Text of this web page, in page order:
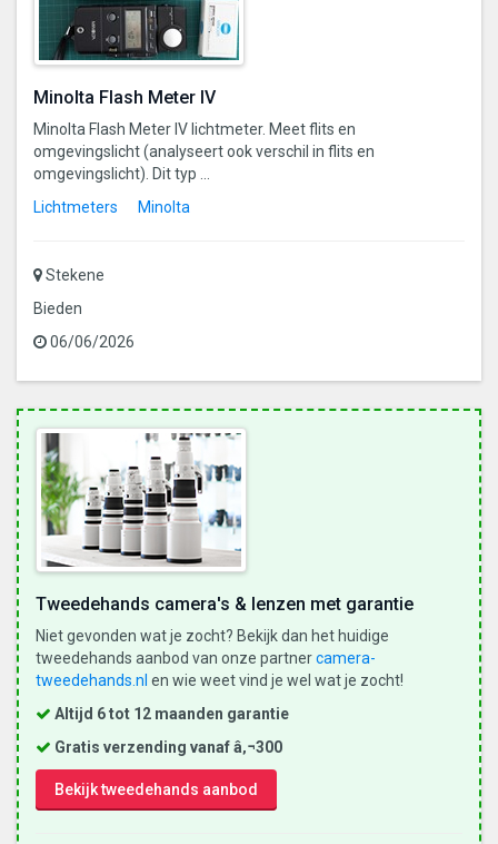
Minolta Flash Meter IV
Minolta Flash Meter IV lichtmeter. Meet flits en
omgevingslicht (analyseert ook verschil in flits en
omgevingslicht). Dit typ ...
Lichtmeters
Minolta
Stekene
Bieden
06/06/2026
Tweedehands camera's & lenzen met garantie
Niet gevonden wat je zocht? Bekijk dan het huidige
tweedehands aanbod van onze partnercamera-
tweedehands.nl en wie weet vind je wel wat je zocht!
Altijd 6 tot 12 maanden garantie
Gratis verzending vanaf â‚¬300
Bekijk tweedehands aanbod